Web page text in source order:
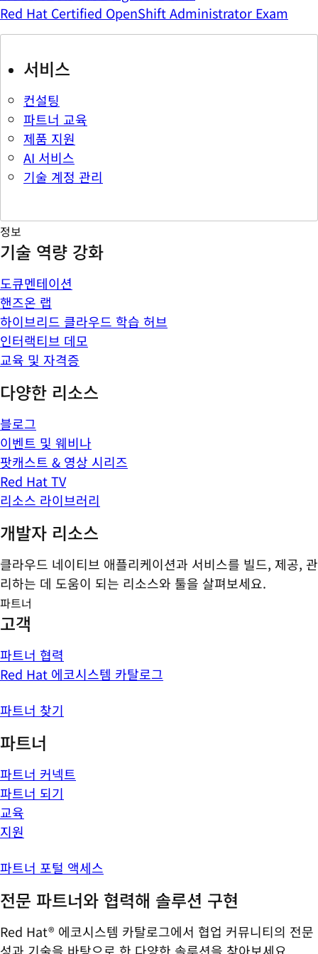
Red Hat Certified OpenShift Administrator Exam
서비스
컨설팅
파트너 교육
제품 지원
AI 서비스
기술 계정 관리
정보
기술 역량 강화
도큐멘테이션
핸즈온 랩
하이브리드 클라우드 학습 허브
인터랙티브 데모
교육 및 자격증
다양한 리소스
블로그
이벤트 및 웨비나
팟캐스트 & 영상 시리즈
Red Hat TV
리소스 라이브러리
개발자 리소스
클라우드 네이티브 애플리케이션과 서비스를 빌드, 제공, 관
리하는 데 도움이 되는 리소스와 툴을 살펴보세요.
파트너
고객
파트너 협력
Red Hat 에코시스템 카탈로그
파트너 찾기
파트너
파트너 커넥트
파트너 되기
교육
지원
파트너 포털 액세스
전문 파트너와 협력해 솔루션 구현
Red Hat® 에코시스템 카탈로그에서 협업 커뮤니티의 전문